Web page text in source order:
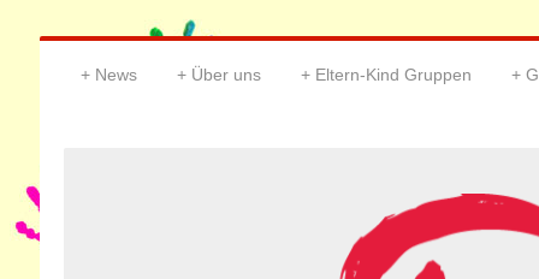
News Über uns Eltern-Kind Gruppen